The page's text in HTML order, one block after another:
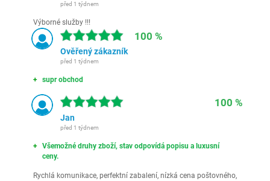
před 1 týdnem
Výborné služby !!!
100 %
Ověřený zákazník
před 1 týdnem
supr obchod
100 %
Jan
před 1 týdnem
Všemožné druhy zboží, stav odpovídá popisu a luxusní
ceny.
Rychlá komunikace, perfektní zabalení, nízká cena poštovného,